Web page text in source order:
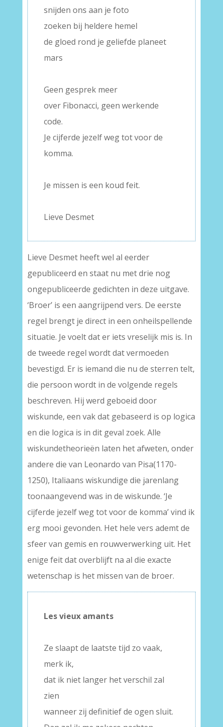
snijden ons aan je foto
zoeken bij heldere hemel
de gloed rond je geliefde planeet
mars
Geen gesprek meer
over Fibonacci, geen werkende
code.
Je cijferde jezelf weg tot voor de
komma.
Je missen is een koud feit.
Lieve Desmet
Lieve Desmet heeft wel al eerder
gepubliceerd en staat nu met drie nog
ongepubliceerde gedichten in deze uitgave.
‘Broer’ is een aangrijpend vers. De eerste
regel brengt je direct in een onheilspellende
situatie. Je voelt dat er iets vreselijk mis is. In
de tweede regel wordt dat vermoeden
bevestigd. Er is iemand die nu de sterren telt,
die persoon wordt in de volgende regels
beschreven. Hij werd geboeid door
wiskunde, een vak dat gebaseerd is op logica
en die logica is in dit geval zoek. Alle
wiskundetheorieën laten het afweten, onder
andere die van Leonardo van Pisa(1170-
1250), Italiaans wiskundige die jarenlang
toonaangevend was in de wiskunde. ‘Je
cijferde jezelf weg tot voor de komma’ vind ik
erg mooi gevonden. Het hele vers ademt de
sfeer van gemis en rouwverwerking uit. Het
enige feit dat overblijft na al die exacte
wetenschap is het missen van de broer.
Les vieux amants
Ze slaapt de laatste tijd zo vaak,
merk ik,
dat ik niet langer het verschil zal
zien
wanneer zij definitief de ogen sluit.